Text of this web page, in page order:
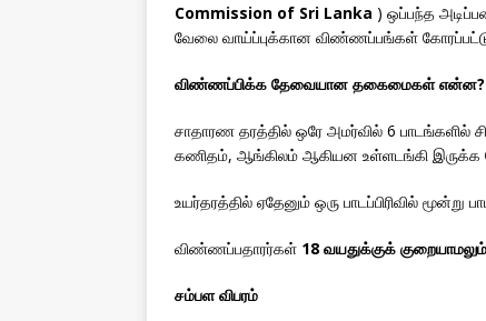
Commission of Sri Lanka ) ஒப்பந்த
வேலை வாய்ப்புக்கான விண்ணப்பங்கள்
விண்ணப்பிக்க தேவையான தகைமைகள் என்ன?
சாதாரண தரத்தில் ஒரே அமர்வில் 6 பாடங்களில்
கணிதம், ஆங்கிலம் ஆகியன உள்ளடங்கி இருக்க
உயர்தரத்தில் ஏதேனும் ஒரு பாடப்பிரிவில் மூன்று
விண்ணப்பதாரர்கள் 18 வயதுக்குக்
சம்பள விபரம்